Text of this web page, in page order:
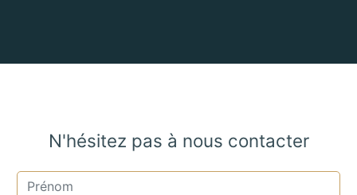
N'hésitez pas à nous contacter